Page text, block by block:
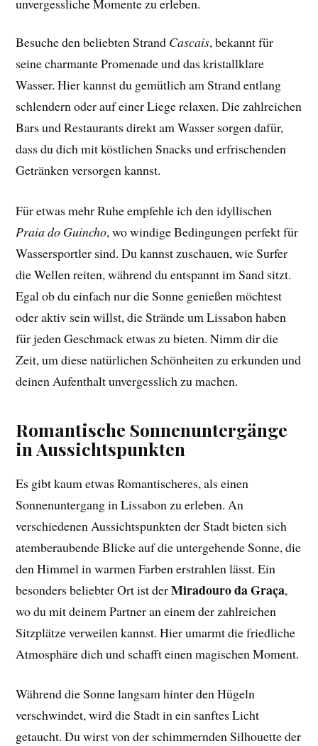
unvergessliche Momente zu erleben.
Besuche den beliebten Strand Cascais, bekannt für
seine charmante Promenade und das kristallklare
Wasser. Hier kannst du gemütlich am Strand entlang
schlendern oder auf einer Liege relaxen. Die zahlreichen
Bars und Restaurants direkt am Wasser sorgen dafür,
dass du dich mit köstlichen Snacks und erfrischenden
Getränken versorgen kannst.
Für etwas mehr Ruhe empfehle ich den idyllischen
Praia do Guincho, wo windige Bedingungen perfekt für
Wassersportler sind. Du kannst zuschauen, wie Surfer
die Wellen reiten, während du entspannt im Sand sitzt.
Egal ob du einfach nur die Sonne genießen möchtest
oder aktiv sein willst, die Strände um Lissabon haben
für jeden Geschmack etwas zu bieten. Nimm dir die
Zeit, um diese natürlichen Schönheiten zu erkunden und
deinen Aufenthalt unvergesslich zu machen.
Romantische Sonnenuntergänge
in Aussichtspunkten
Es gibt kaum etwas Romantischeres, als einen
Sonnenuntergang in Lissabon zu erleben. An
verschiedenen Aussichtspunkten der Stadt bieten sich
atemberaubende Blicke auf die untergehende Sonne, die
den Himmel in warmen Farben erstrahlen lässt. Ein
besonders beliebter Ort ist derMiradouro da Graça,
wo du mit deinem Partner an einem der zahlreichen
Sitzplätze verweilen kannst. Hier umarmt die friedliche
Atmosphäre dich und schafft einen magischen Moment.
Während die Sonne langsam hinter den Hügeln
verschwindet, wird die Stadt in ein sanftes Licht
getaucht. Du wirst von der schimmernden Silhouette der